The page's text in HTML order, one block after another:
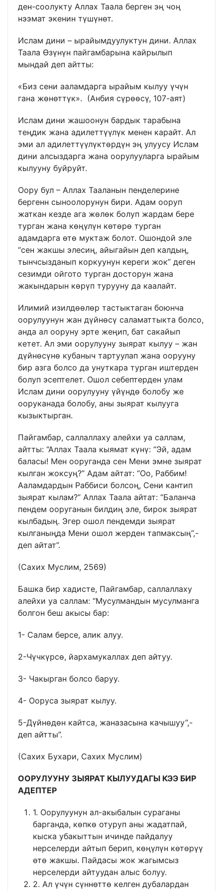
ден-соолукту Аллах Таала берген эң чоң
нээмат экенин түшүнөт.
Ислам дини – ырайымдуулуктун дини. Аллах
Таала Өзүнүн пайгамбарына кайрылып
мындай деп айтты:
«Биз сени ааламдарга ырайым кылуу үчүн
гана жөнөттүк». (Анбия сүрөөсү, 107-аят)
Ислам дини жашоонун бардык тарабына
теңдик жана адилеттүүлүк менен карайт. Ал
эми ал адилеттүүлүктөрдүн эң улуусу Ислам
дини алсыздарга жана оорулууларга ырайым
кылууну буйруйт.
Оору бул – Аллах Тааланын пенделерине
бергенн сыноолорунун бири. Адам ооруп
жаткан кезде ага жөлөк болуп жардам бере
турган жана көңүлүн көтөрө турган
адамдарга өтө муктаж болот. Ошондой эле
“сен жакшы элесиң, айыгайын деп калдың,
тынчсызданып коркуунун кереги жок” деген
сезимди ойгото турган досторун жана
жакындарын көрүп турууну да каалайт.
Илимий изилдөөлөр тастыктаган боюнча
оорулуунун жан дүйнөсү саламаттыкта болсо,
анда ал ооруну эрте жеңип, бат сакайып
кетет. Ал эми оорулууну зыярат кылуу – жан
дүйнөсүнө кубаныч тартуулап жана оорууну
бир азга болсо да унуткара турган иштерден
болуп эсептелет. Ошол себептерден улам
Ислам дини оорулууну үйүндө болобу же
ооруканада болобу, аны зыярат кылууга
кызыктырган.
Пайгамбар, саллаллаху алейхи уа саллам,
айтты: “Аллах Таала кыямат күнү: “Эй, адам
баласы! Мен ооруганда сен Мени эмне зыярат
кылган жоксуң?” Адам айтат: “Оо, Раббим!
Ааламдардын Раббиси болсоң, Сени кантип
зыярат кылам?” Аллах Таала айтат: “Баланча
пендем ооруганын билдиң эле, бирок зыярат
кылбадың. Эгер ошол пендемди зыярат
кылганыңда Мени ошол жерден тапмаксың”,-
деп айтат”.
(Сахих Муслим, 2569)
Башка бир хадисте, Пайгамбар, саллаллаху
алейхи уа саллам: “Мусулмандын мусулманга
болгон беш акысы бар:
1- Салам берсе, алик алуу.
2-Чүчкүрсө, йархамукаллах деп айтуу.
3- Чакырган болсо баруу.
4- Ооруса зыярат кылуу.
5-Дүйнөдөн кайтса, жаназасына качышуу”,-
деп айтты”.
(Сахих Бухари, Сахих Муслим)
ООРУЛУУНУ ЗЫЯРАТ КЫЛУУДАГЫ КЭЭ БИР
АДЕПТЕР
1. Оорулуунун ал-акыбалын сураганы
барганда, көпкө отуруп аны жадатпай,
кыска убакыттын ичинде пайдалуу
нерселерди айтып берип, көңүлүн көтөрүү
өтө жакшы. Пайдасы жок жагымсыз
нерселерди айтуудан алыс болуу.
2. Ал үчүн сүннөттө келген дубалардан